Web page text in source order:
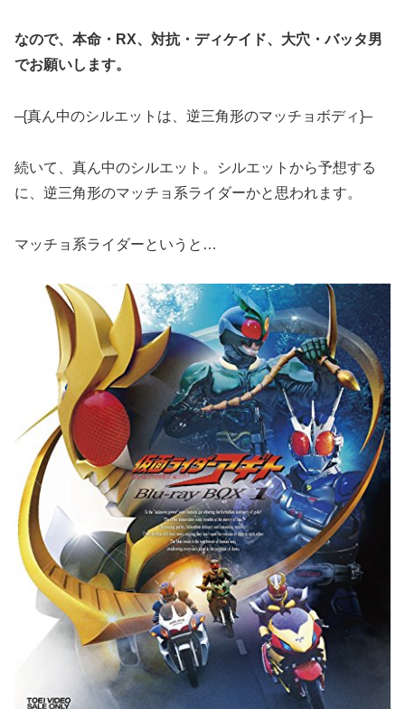
なので、本命・RX、対抗・ディケイド、大穴・バッタ男
でお願いします。
–{真ん中のシルエットは、逆三角形のマッチョボディ}–
続いて、真ん中のシルエット。シルエットから予想する
に、逆三角形のマッチョ系ライダーかと思われます。
マッチョ系ライダーというと…